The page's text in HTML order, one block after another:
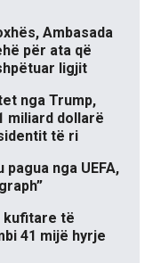
Ambasada
për ata që
ligjit
nga Trump,
miliard dollarë
të ri
nga UEFA,
kufitare të
41 mijë hyrje